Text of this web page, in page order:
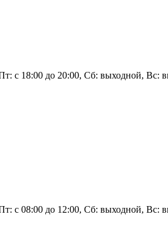
с 18:00 до 20:00, Сб: выходной, Вс:
с 08:00 до 12:00, Сб: выходной, Вс: